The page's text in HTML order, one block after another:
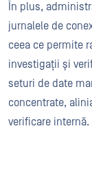
În plus,
jurnalele de
ceea ce permite
investigații și
seturi de date
concentrate,
verificare internă.